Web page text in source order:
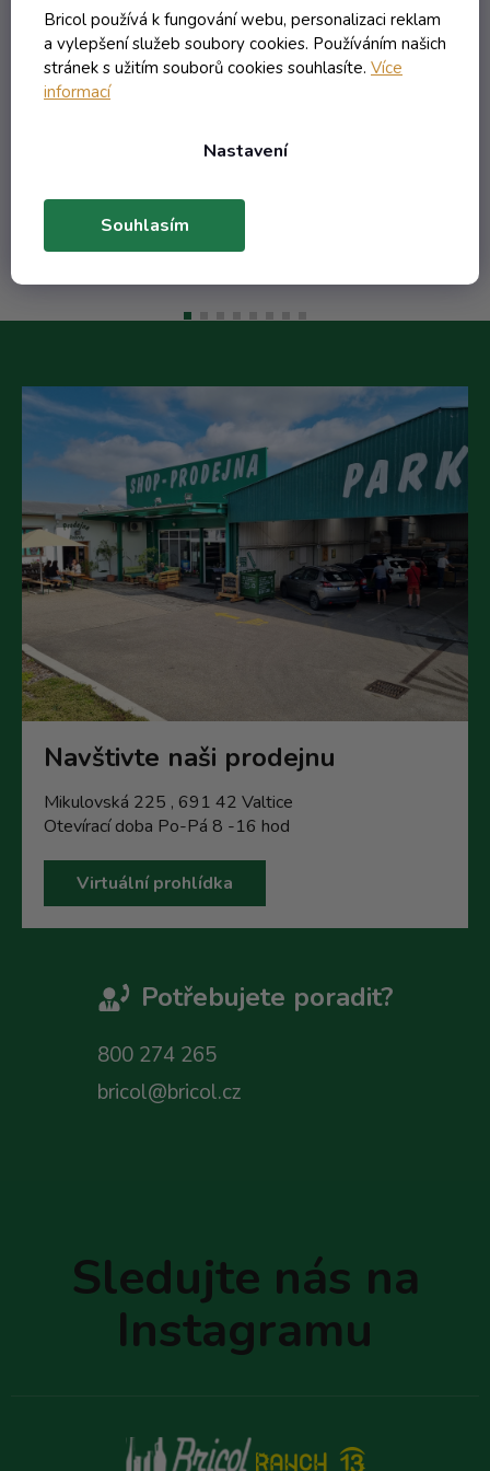
Bricol používá k fungování webu, personalizaci reklam
a vylepšení služeb soubory cookies. Používáním našich
stránek s užitím souborů cookies souhlasíte. Více
informací
Nastavení
Souhlasím
obtisk hruška žlutá 2 listy
Externí sklad - dodání do 10 dnů
97,75 Kč/ ks
Navštivte naši prodejnu
Mikulovská 225 , 691 42 Valtice
Otevírací doba Po-Pá 8 -16 hod
Virtuální prohlídka
Potřebujete poradit?
800 274 265
bricol@bricol.cz
Sledujte nás na
Instagramu